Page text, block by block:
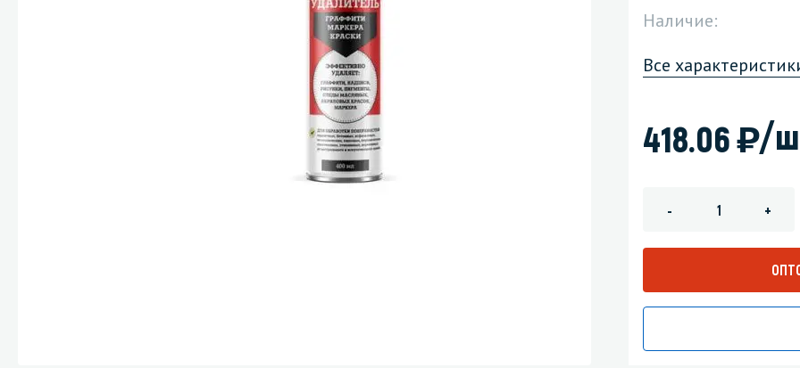
Стекла и зеркала Мебель и оргтехника
Автохимия Личная гигиена
Наличие:
Все
418.06)/
- +